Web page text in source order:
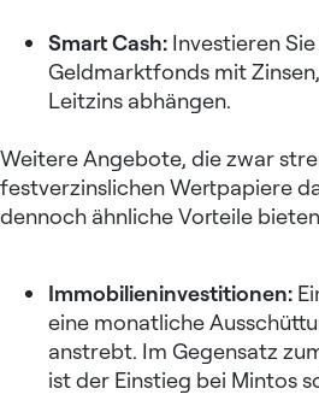
Smart Cash: Investieren
Geldmarktfonds mit
Leitzins abhängen.
Weitere Angebote, die zwar
festverzinslichen Wertpapiere
dennoch ähnliche Vorteile
Immobilieninvestitionen:
eine monatliche
anstrebt. Im Gegensatz
ist der Einstieg bei Mintos